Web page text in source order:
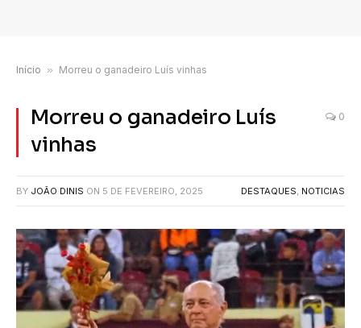
Início » Morreu o ganadeiro Luís vinhas
Morreu o ganadeiro Luís
vinhas
0
BY JOÃO DINIS ON 5 DE FEVEREIRO, 2025 DESTAQUES, NOTICIAS